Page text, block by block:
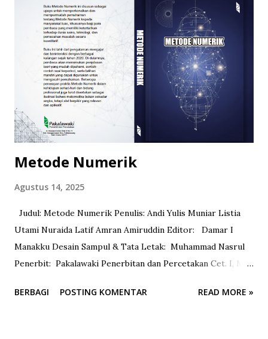
pengampuh Matakuliah Psikologi Pendidikan, Program
Pascasarjana Universitas Negeri Makassar, Dr. Salam,
M.Pd. Kedua, Buku ini semula merupakan bahan
perkuliahan psikologi pendidikan Jurusan Bahasa Indonesia.
Buku ini disusun dalam 8 bab sebagai bahan ajar
mahasiswa yang terdiri dari 8 materi ajar setiap babnya. Bab
1 membahas mengenai konsep dasar dan tujuan psikologi
pendidi...
Metode Numerik
Agustus 14, 2025
Judul: Metode Numerik Penulis: Andi Yulis Muniar Listia
Utami Nuraida Latif Amran Amiruddin Editor: Damar I
Manakku Desain Sampul & Tata Letak: Muhammad Nasrul
Penerbit: Pakalawaki Penerbitan dan Percetakan Cet. I, Mei
=================================== PRAKATA Dengan
BERBAGI POSTING KOMENTAR READ MORE »